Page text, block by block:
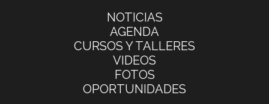
NOTICIAS
AGENDA
CURSOS Y TALLERES
VIDEOS
FOTOS
OPORTUNIDADES